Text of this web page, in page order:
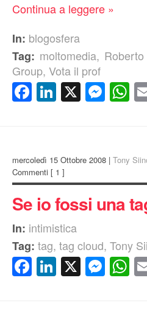
Continua a leggere »
In: blogosfera
Tag: moltomedia,
Group, Vota il prof
Facebook
LinkedIn
X
mercoledì 15 Ottobre 2008 | Tony
Commenti [ 1 ]
Se io fossi una
In: intimistica
Tag: tag, tag cloud, Tony
Facebook
LinkedIn
X